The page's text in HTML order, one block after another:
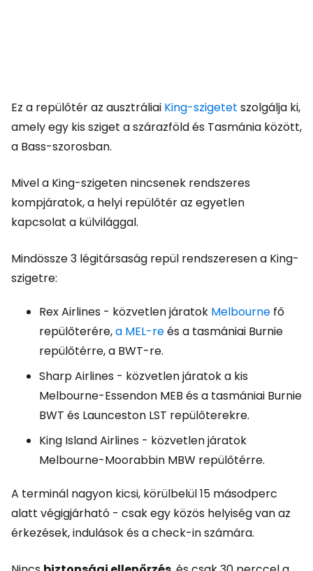
Ez a repülőtér az ausztráliai King-szigetet szolgálja ki,
amely egy kis sziget a szárazföld és Tasmánia között,
a Bass-szorosban.
Mivel a King-szigeten nincsenek rendszeres
kompjáratok, a helyi repülőtér az egyetlen
kapcsolat a külvilággal.
Mindössze 3 légitársaság repül rendszeresen a King-
szigetre:
Rex Airlines - közvetlen járatok Melbourne fő
repülőterére,a MEL-reés a tasmániai Burnie
repülőtérre, a BWT-re.
Sharp Airlines - közvetlen járatok a kis
Melbourne-Essendon MEB és a tasmániai Burnie
BWT és Launceston LST repülőterekre.
King Island Airlines - közvetlen járatok
Melbourne-Moorabbin MBW repülőtérre.
A terminál nagyon kicsi, körülbelül 15 másodperc
alatt végigjárható - csak egy közös helyiség van az
érkezések, indulások és a check-in számára.